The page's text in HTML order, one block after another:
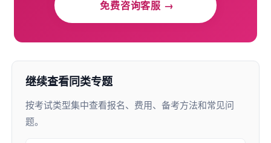
免费咨询客服 →
继续查看同类专题
按考试类型集中查看报名、费用、备考方法和常见问
题。